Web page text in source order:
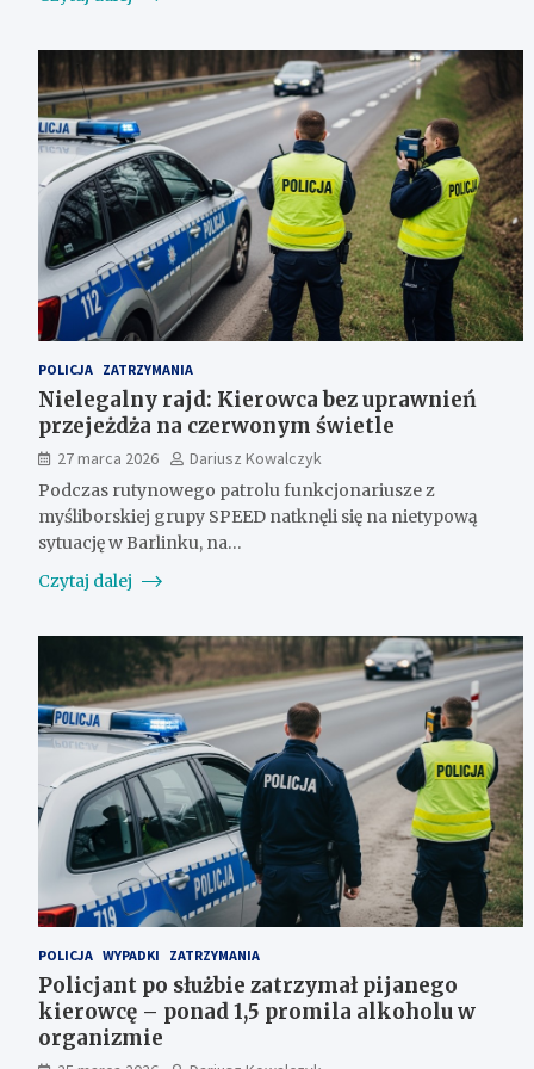
POLICJA ZATRZYMANIA
Nielegalny rajd: Kierowca bez uprawnień
przejeżdża na czerwonym świetle
27 marca 2026
Dariusz Kowalczyk
Podczas rutynowego patrolu funkcjonariusze z
myśliborskiej grupy SPEED natknęli się na nietypową
sytuację w Barlinku, na…
Czytaj dalej
POLICJA WYPADKI ZATRZYMANIA
Policjant po służbie zatrzymał pijanego
kierowcę – ponad 1,5 promila alkoholu w
organizmie